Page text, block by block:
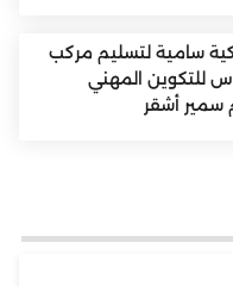
سامية لتسليم مركب
للتكوين المهني
سمير أشقر